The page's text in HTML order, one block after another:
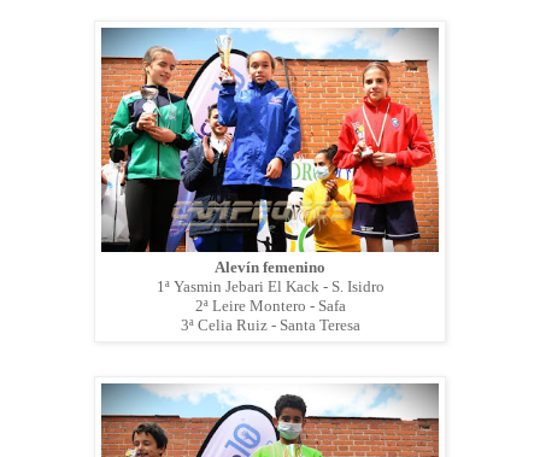
Alevín femenino
1ª Yasmin Jebari El Kack - S. Isidro
2ª Leire Montero - Safa
3ª Celia Ruiz - Santa Teresa